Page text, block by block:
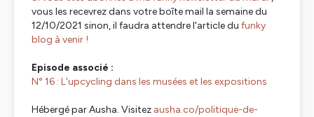
vous les recevrez dans votre boîte mail la semaine du
12/10/2021 sinon, il faudra attendre l'article du funky
blog à venir !
Episode associé :
N° 16 : L'upcycling dans les musées et les expositions
Hébergé par Ausha. Visitez ausha.co/politique-de-